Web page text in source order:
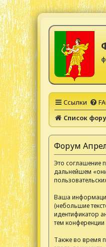
Ссылки
Список
Форум
Это соглашение
дальнейшем
Ваша
(небольшие
идентификатор
тем
Также во время